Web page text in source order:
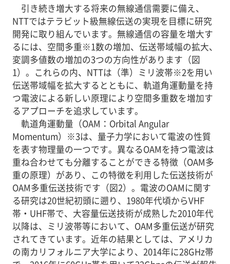
引き続き増大する将来の無線通信需要に備え、
NTTではテラビット級無線伝送の実現を目標に研究
開発に取り組んでいます。無線通信の容量を増大す
るには、空間多重※1数の増加、伝送帯域幅の拡大、
変調多値数の増加の3つの方向性があります（図
1）。これらの内、NTTは（準）ミリ波帯※2を用い
伝送帯域幅を拡大するとともに、軌道角運動量を持
つ電波による新しい原理により空間多重数を増加す
るアプローチを追求しています。
軌道角運動量（OAM：Orbital Angular
Momentum）※3は、量子力学において電波の性質
を表す物理量の一つです。異なるOAMを持つ電波は
重ね合わせても分離することができる特徴（OAM多
重の原理）があり、この特徴を利用した伝送技術が
OAM多重伝送技術です（図2）。電波のOAMに関す
る研究は20世紀初頭に遡り、1980年代頃からVHF
帯・UHF帯で、大容量伝送技術が成熟した2010年代
以降は、ミリ波帯等において、OAM多重伝送が研究
されてきています。近年の結果としては、アメリカ
の南カリフォルニア大学により、2014年に28GHz帯